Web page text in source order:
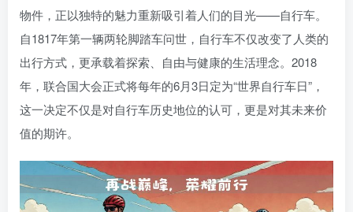
物件，正以独特的魅力重新吸引着人们的目光——自行车。
自1817年第一辆两轮脚踏车问世，自行车不仅改变了人类的
出行方式，更承载着探索、自由与健康的生活理念。2018
年，联合国大会正式将每年的6月3日定为“世界自行车日”，
这一决定不仅是对自行车历史地位的认可，更是对其未来价
值的期许。